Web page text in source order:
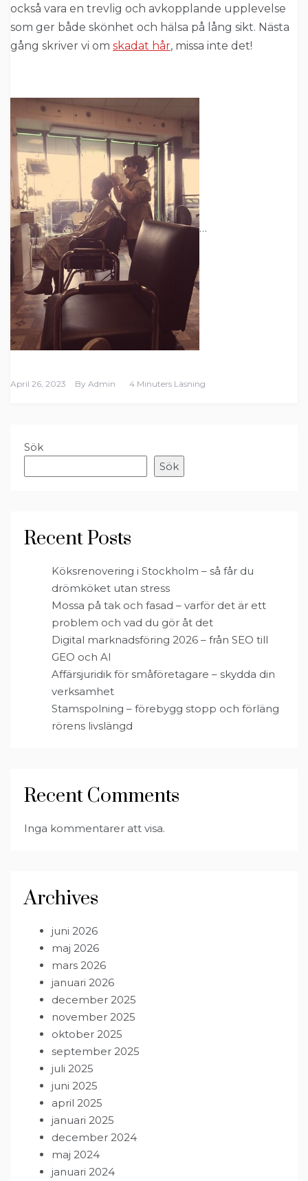
också vara en trevlig och avkopplande upplevelse
som ger både skönhet och hälsa på lång sikt. Nästa
gång skriver vi om skadat hår, missa inte det!
…
April 26, 2023 By Admin 4 Minuters Läsning
Sök
Sök
Recent Posts
Köksrenovering i Stockholm – så får du
drömköket utan stress
Mossa på tak och fasad – varför det är ett
problem och vad du gör åt det
Digital marknadsföring 2026 – från SEO till
GEO och AI
Affärsjuridik för småföretagare – skydda din
verksamhet
Stamspolning – förebygg stopp och förläng
rörens livslängd
Recent Comments
Inga kommentarer att visa.
Archives
juni 2026
maj 2026
mars 2026
januari 2026
december 2025
november 2025
oktober 2025
september 2025
juli 2025
juni 2025
april 2025
januari 2025
december 2024
maj 2024
januari 2024